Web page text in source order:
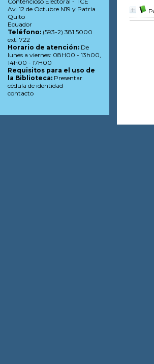
Av. 12 de Octubre N19 y Patria
Quito
Ecuador
Teléfono: (593-2) 381 5000
ext. 722
Horario de atención: De
lunes a viernes: 08H00 - 13h00,
14h00 - 17H00
Requisitos para el uso de
la Biblioteca: Presentar
cédula de identidad
contacto